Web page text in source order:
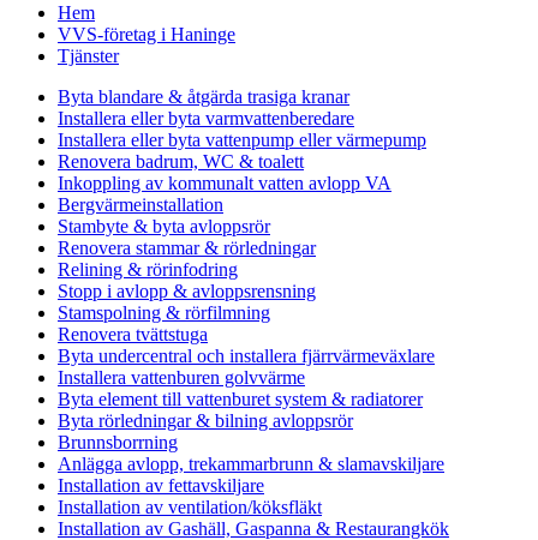
Hem
VVS-företag i Haninge
Tjänster
Byta blandare & åtgärda trasiga kranar
Installera eller byta varmvattenberedare
Installera eller byta vattenpump eller värmepump
Renovera badrum, WC & toalett
Inkoppling av kommunalt vatten avlopp VA
Bergvärmeinstallation
Stambyte & byta avloppsrör
Renovera stammar & rörledningar
Relining & rörinfodring
Stopp i avlopp & avloppsrensning
Stamspolning & rörfilmning
Renovera tvättstuga
Byta undercentral och installera fjärrvärmeväxlare
Installera vattenburen golvvärme
Byta element till vattenburet system & radiatorer
Byta rörledningar & bilning avloppsrör
Brunnsborrning
Anlägga avlopp, trekammarbrunn & slamavskiljare
Installation av fettavskiljare
Installation av ventilation/köksfläkt
Installation av Gashäll, Gaspanna & Restaurangkök